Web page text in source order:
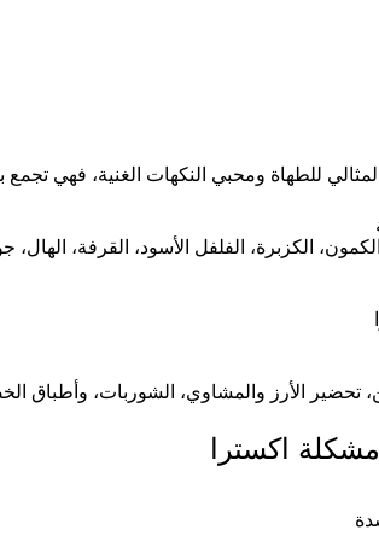
للطهاة ومحبي النكهات الغنية، فهي
الكزبرة، الفلفل الأسود، القرفة، الهال،
تحضير الأرز والمشاوي، الشوربات، وأطباق
اكسترا